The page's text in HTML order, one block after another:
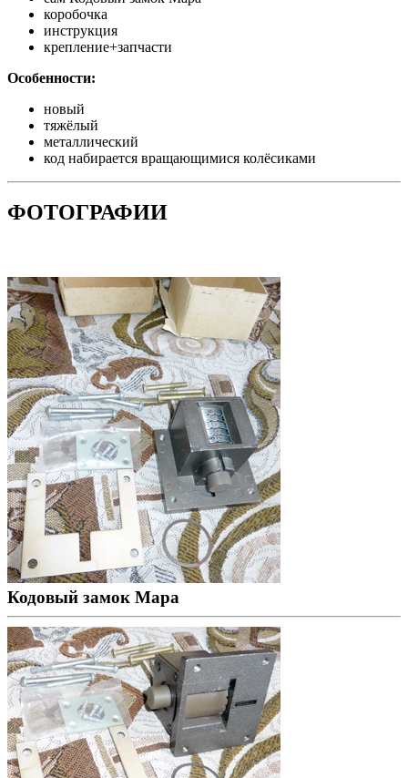
коробочка
инструкция
крепление+запчасти
Особенности:
новый
тяжёлый
металлический
код набирается вращающимися колёсиками
ФОТОГРАФИИ
Кодовый замок Мара